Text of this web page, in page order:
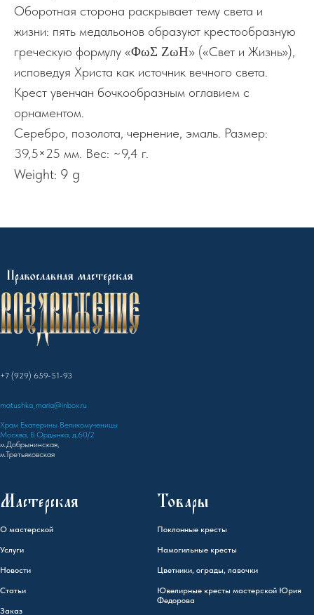
Оборотная сторона раскрывает тему света и
жизни: пять медальонов образуют крестообразную
греческую формулу «ΦωΣ ΖωΗ» («Свет и Жизнь»),
исповедуя Христа как источник вечного света.
Крест увенчан бочкообразным оглавием с
орнаментом.
Серебро, позолота, чернение, эмаль. Размер:
39,5×25 мм. Вес: ~9,4 г.
Weight: 9 g
+7 (929) 659-51-93
matushka_maria@inbox.ru
Храм Екатерины Великомученицы
Москва, Б.Ордынка, д.60/2
м.Добрынинская,
м.Третьяковская
Мастерская
О мастерской
Услуги
Новости
Статьи
Заказ
Товары
Поклонные кресты
Намогильные кресты
Цветники, ограды, лавочки
Ювелирные кресты мастерской Юрия
Федорова